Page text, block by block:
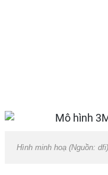
Hình minh hoạ (Nguồn: dfi)